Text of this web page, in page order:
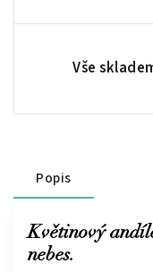
Vše
Popis
Květinový
nebes.